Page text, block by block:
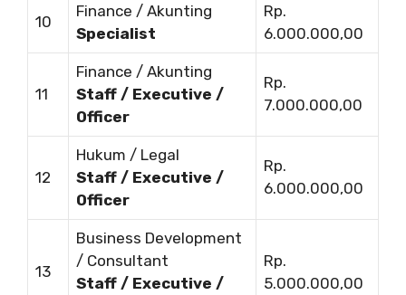
10
Finance / Akunting
Specialist
Rp.
6.000.000,00
11
Finance / Akunting
Staff / Executive /
Officer
Rp.
7.000.000,00
12
Hukum / Legal
Staff / Executive /
Officer
Rp.
6.000.000,00
13
Business Development
/ Consultant
Staff / Executive /
Rp.
5.000.000,00